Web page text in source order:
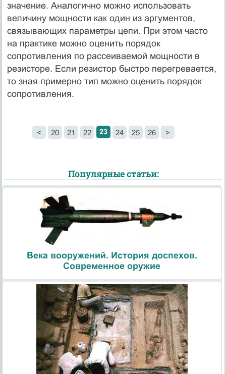
значение. Аналогично можно использовать
величину мощности как один из аргументов,
связывающих параметры цепи. При этом часто
на практике можно оценить порядок
сопротивления по рассеиваемой мощности в
резисторе. Если резистор быстро перегревается,
то зная примерно тип можно оценить порядок
сопротивления.
< 20 21 22 23 24 25 26 >
Популярные статьи:
Века вооружений. История доспехов.
Современное оружие